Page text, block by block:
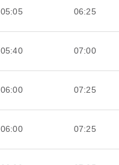
05:05 06:25
05:40 07:00
06:00 07:25
06:00 07:25